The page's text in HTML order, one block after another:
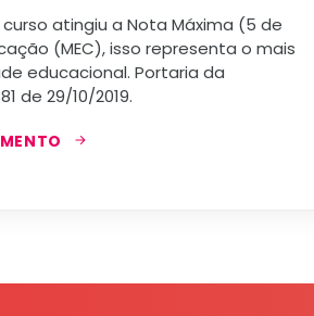
atingiu a Nota Máxima (5 de
(MEC), isso representa o mais
educacional. Portaria da
de 29/10/2019.